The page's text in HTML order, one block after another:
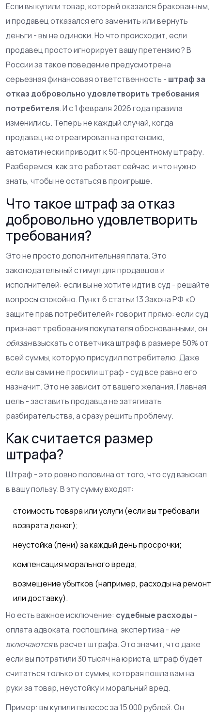
Если вы купили товар, который оказался бракованным,
и продавец отказался его заменить или вернуть
деньги - вы не одиноки. Но что происходит, если
продавец просто игнорирует вашу претензию? В
России за такое поведение предусмотрена
серьезная финансовая ответственность - штраф за
отказ добровольно удовлетворить требования
потребителя. И с 1 февраля 2026 года правила
изменились. Теперь не каждый случай, когда
продавец не отреагировал на претензию,
автоматически приводит к 50-процентному штрафу.
Разберемся, как это работает сейчас, и что нужно
знать, чтобы не остаться в проигрыше.
Что такое штраф за отказ
добровольно удовлетворить
требования?
Это не просто дополнительная плата. Это
законодательный стимул для продавцов и
исполнителей: если вы не хотите идти в суд - решайте
вопросы спокойно. Пункт 6 статьи 13 Закона РФ «О
защите прав потребителей» говорит прямо: если суд
признает требования покупателя обоснованными, он
обязанвзыскать с ответчика штраф в размере 50% от
всей суммы, которую присудил потребителю. Даже
если вы сами не просили штраф - суд все равно его
назначит. Это не зависит от вашего желания. Главная
цель - заставить продавца не затягивать
разбирательства, а сразу решить проблему.
Как считается размер
штрафа?
Штраф - это ровно половина от того, что суд взыскал
в вашу пользу. В эту сумму входят:
стоимость товара или услуги (если вы требовали
возврата денег);
неустойка (пени) за каждый день просрочки;
компенсация морального вреда;
возмещение убытков (например, расходы на ремонт
или доставку).
Но есть важное исключение: судебные расходы -
оплата адвоката, госпошлина, экспертиза - не
включаютсяв расчет штрафа. Это значит, что даже
если вы потратили 30 тысяч на юриста, штраф будет
считаться только от суммы, которая пошла вам на
руки за товар, неустойку и моральный вред.
Пример: вы купили пылесос за 15 000 рублей. Он